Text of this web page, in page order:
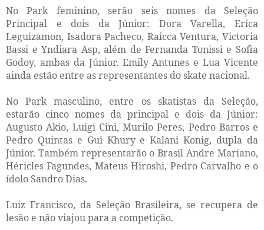
No Park feminino, serão seis nomes da Seleção
Principal e dois da Júnior: Dora Varella, Erica
Leguizamon, Isadora Pacheco, Raicca Ventura, Victoria
Bassi e Yndiara Asp, além de Fernanda Tonissi e Sofia
Godoy, ambas da Júnior. Emily Antunes e Lua Vicente
ainda estão entre as representantes do skate nacional.
No Park masculino, entre os skatistas da Seleção,
estarão cinco nomes da principal e dois da Júnior:
Augusto Akio, Luigi Cini, Murilo Peres, Pedro Barros e
Pedro Quintas e Gui Khury e Kalani Konig, dupla da
Júnior. Também representarão o Brasil Andre Mariano,
Héricles Fagundes, Mateus Hiroshi, Pedro Carvalho e o
ídolo Sandro Dias.
Luiz Francisco, da Seleção Brasileira, se recupera de
lesão e não viajou para a competição.